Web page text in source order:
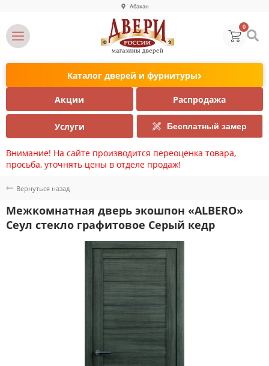
Абакан
0
Каталог дверей и фурнитуры
Акции Распродажа
Услуги Бесплатный замер
Внимание! На сайте производится переоценка товара,
просьба, уточнять цены в отделе продаж!
Вернуться назад
Межкомнатная дверь экошпон «ALBERO»
Сеул стекло графитовое Серый кедр